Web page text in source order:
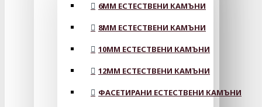
6MM ЕСТЕСТВЕНИ КАМЪНИ
8MM ЕСТЕСТВЕНИ КАМЪНИ
10MM ЕСТЕСТВЕНИ КАМЪНИ
12MM ЕСТЕСТВЕНИ КАМЪНИ
ФАСЕТИРАНИ ЕСТЕСТВЕНИ КАМЪНИ